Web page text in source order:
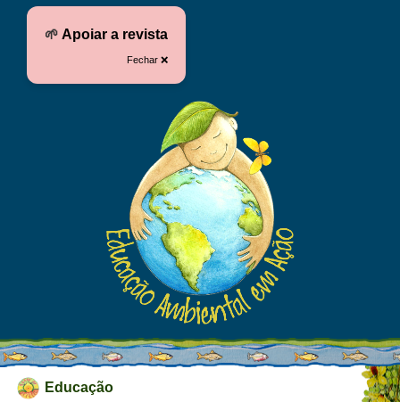
🌱 Apoiar a revista
Fechar ❌
Educação